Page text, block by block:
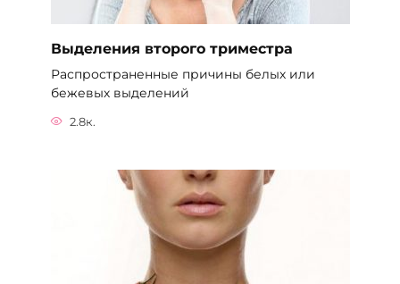
Выделения второго триместра
Распространенные причины белых или
бежевых выделений
2.8к.